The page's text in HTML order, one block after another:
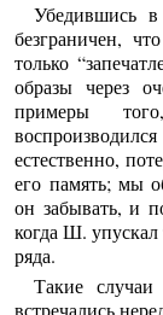
Убедившись
безграничен,
только
образы через
примеры
естественно,
его память; мы
он забывать, и
когда Ш.
ряда.
Такие случаи